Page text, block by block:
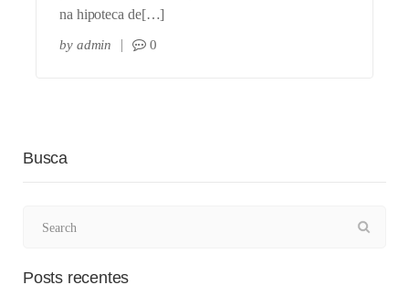
na hipoteca de[…]
by admin 0
Busca
Posts recentes